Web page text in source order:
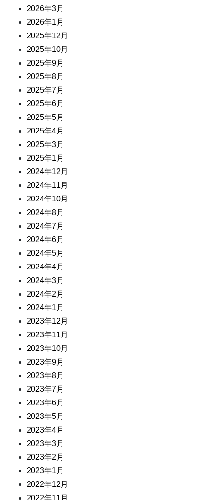
2026年3月
2026年1月
2025年12月
2025年10月
2025年9月
2025年8月
2025年7月
2025年6月
2025年5月
2025年4月
2025年3月
2025年1月
2024年12月
2024年11月
2024年10月
2024年8月
2024年7月
2024年6月
2024年5月
2024年4月
2024年3月
2024年2月
2024年1月
2023年12月
2023年11月
2023年10月
2023年9月
2023年8月
2023年7月
2023年6月
2023年5月
2023年4月
2023年3月
2023年2月
2023年1月
2022年12月
2022年11月